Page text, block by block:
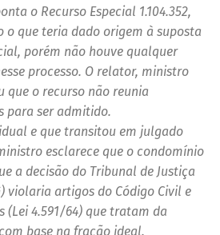
o Recurso Especial 1.104.352,
o que teria dado origem à suposta
porém não houve qualquer
processo. O relator, ministro
que o recurso não reunia
para ser admitido.
e que transitou em julgado
esclarece que o condomínio
a decisão do Tribunal de Justiça
violaria artigos do Código Civil e
(Lei 4.591/64) que tratam da
base na fração ideal.